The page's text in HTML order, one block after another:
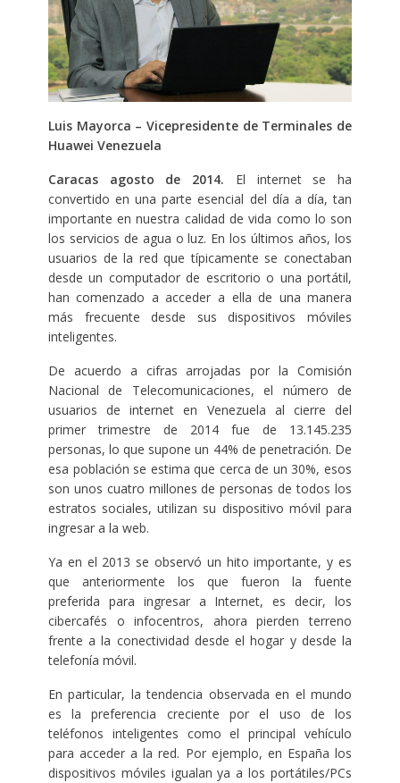
Luis Mayorca – Vicepresidente de Terminales de
Huawei Venezuela
Caracas agosto de 2014. El internet se ha
convertido en una parte esencial del día a día, tan
importante en nuestra calidad de vida como lo son
los servicios de agua o luz. En los últimos años, los
usuarios de la red que típicamente se conectaban
desde un computador de escritorio o una portátil,
han comenzado a acceder a ella de una manera
más frecuente desde sus dispositivos móviles
inteligentes.
De acuerdo a cifras arrojadas por la Comisión
Nacional de Telecomunicaciones, el número de
usuarios de internet en Venezuela al cierre del
primer trimestre de 2014 fue de 13.145.235
personas, lo que supone un 44% de penetración. De
esa población se estima que cerca de un 30%, esos
son unos cuatro millones de personas de todos los
estratos sociales, utilizan su dispositivo móvil para
ingresar a la web.
Ya en el 2013 se observó un hito importante, y es
que anteriormente los que fueron la fuente
preferida para ingresar a Internet, es decir, los
cibercafés o infocentros, ahora pierden terreno
frente a la conectividad desde el hogar y desde la
telefonía móvil.
En particular, la tendencia observada en el mundo
es la preferencia creciente por el uso de los
teléfonos inteligentes como el principal vehículo
para acceder a la red. Por ejemplo, en España los
dispositivos móviles igualan ya a los portátiles/PCs